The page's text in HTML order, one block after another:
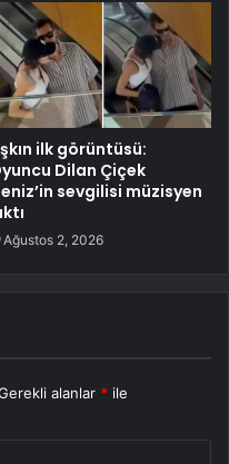
ilk görüntüsü:
Dilan Çiçek
sevgilisi müzisyen
Ağustos 2, 2026
alanlar * ile